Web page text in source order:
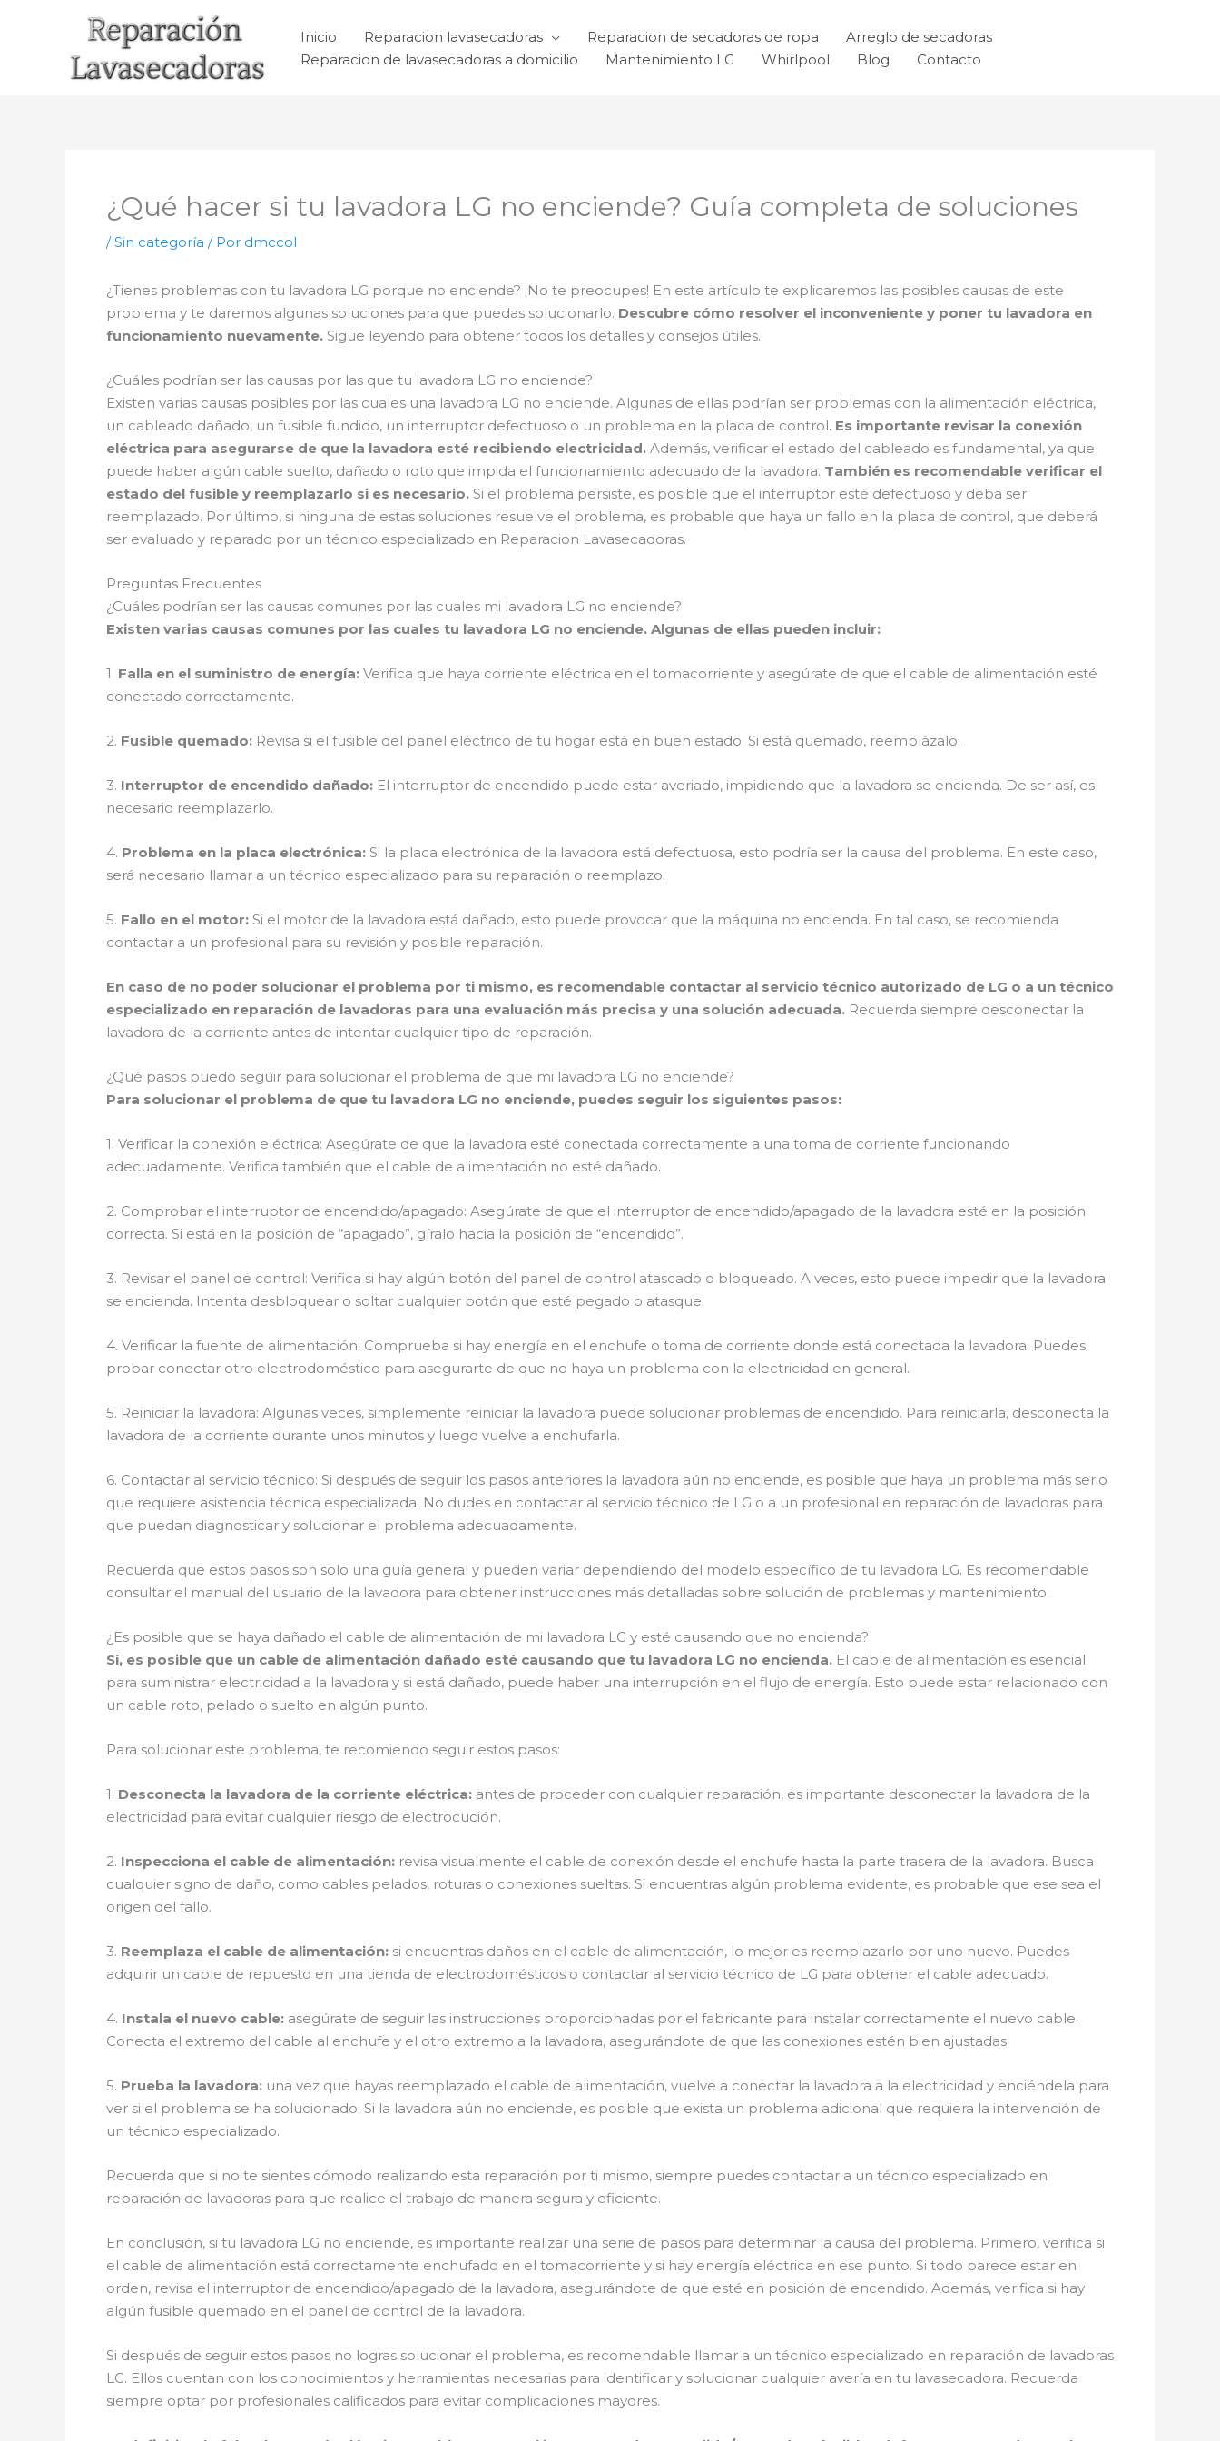
Inicio Reparacion lavasecadoras Reparacion de secadoras de ropa
Arreglo de secadoras
Reparacion de lavasecadoras a domicilio
Mantenimiento LG Whirlpool Blog Contacto
¿Qué hacer si tu lavadora LG no enciende? Guía completa de soluciones
/Sin categoría / Por dmccol
¿Tienes problemas con tu lavadora LG porque no enciende? ¡No te preocupes! En este artículo te explicaremos las posibles causas de este
problema y te daremos algunas soluciones para que puedas solucionarlo. Descubre cómo resolver el inconveniente y poner tu lavadora en
funcionamiento nuevamente. Sigue leyendo para obtener todos los detalles y consejos útiles.
¿Cuáles podrían ser las causas por las que tu lavadora LG no enciende?
Existen varias causas posibles por las cuales una lavadora LG no enciende. Algunas de ellas podrían ser problemas con la alimentación eléctrica,
un cableado dañado, un fusible fundido, un interruptor defectuoso o un problema en la placa de control. Es importante revisar la conexión
eléctrica para asegurarse de que la lavadora esté recibiendo electricidad. Además, verificar el estado del cableado es fundamental, ya que
puede haber algún cable suelto, dañado o roto que impida el funcionamiento adecuado de la lavadora. También es recomendable verificar el
estado del fusible y reemplazarlo si es necesario. Si el problema persiste, es posible que el interruptor esté defectuoso y deba ser
reemplazado. Por último, si ninguna de estas soluciones resuelve el problema, es probable que haya un fallo en la placa de control, que deberá
ser evaluado y reparado por un técnico especializado en Reparacion Lavasecadoras.
Preguntas Frecuentes
¿Cuáles podrían ser las causas comunes por las cuales mi lavadora LG no enciende?
Existen varias causas comunes por las cuales tu lavadora LG no enciende. Algunas de ellas pueden incluir:
1. Falla en el suministro de energía: Verifica que haya corriente eléctrica en el tomacorriente y asegúrate de que el cable de alimentación esté
conectado correctamente.
2. Fusible quemado: Revisa si el fusible del panel eléctrico de tu hogar está en buen estado. Si está quemado, reemplázalo.
3. Interruptor de encendido dañado: El interruptor de encendido puede estar averiado, impidiendo que la lavadora se encienda. De ser así, es
necesario reemplazarlo.
4. Problema en la placa electrónica: Si la placa electrónica de la lavadora está defectuosa, esto podría ser la causa del problema. En este caso,
será necesario llamar a un técnico especializado para su reparación o reemplazo.
5. Fallo en el motor: Si el motor de la lavadora está dañado, esto puede provocar que la máquina no encienda. En tal caso, se recomienda
contactar a un profesional para su revisión y posible reparación.
En caso de no poder solucionar el problema por ti mismo, es recomendable contactar al servicio técnico autorizado de LG o a un técnico
especializado en reparación de lavadoras para una evaluación más precisa y una solución adecuada. Recuerda siempre desconectar la
lavadora de la corriente antes de intentar cualquier tipo de reparación.
¿Qué pasos puedo seguir para solucionar el problema de que mi lavadora LG no enciende?
Para solucionar el problema de que tu lavadora LG no enciende, puedes seguir los siguientes pasos:
1. Verificar la conexión eléctrica: Asegúrate de que la lavadora esté conectada correctamente a una toma de corriente funcionando
adecuadamente. Verifica también que el cable de alimentación no esté dañado.
2. Comprobar el interruptor de encendido/apagado: Asegúrate de que el interruptor de encendido/apagado de la lavadora esté en la posición
correcta. Si está en la posición de “apagado”, gíralo hacia la posición de “encendido”.
3. Revisar el panel de control: Verifica si hay algún botón del panel de control atascado o bloqueado. A veces, esto puede impedir que la lavadora
se encienda. Intenta desbloquear o soltar cualquier botón que esté pegado o atasque.
4. Verificar la fuente de alimentación: Comprueba si hay energía en el enchufe o toma de corriente donde está conectada la lavadora. Puedes
probar conectar otro electrodoméstico para asegurarte de que no haya un problema con la electricidad en general.
5. Reiniciar la lavadora: Algunas veces, simplemente reiniciar la lavadora puede solucionar problemas de encendido. Para reiniciarla, desconecta la
lavadora de la corriente durante unos minutos y luego vuelve a enchufarla.
6. Contactar al servicio técnico: Si después de seguir los pasos anteriores la lavadora aún no enciende, es posible que haya un problema más serio
que requiere asistencia técnica especializada. No dudes en contactar al servicio técnico de LG o a un profesional en reparación de lavadoras para
que puedan diagnosticar y solucionar el problema adecuadamente.
Recuerda que estos pasos son solo una guía general y pueden variar dependiendo del modelo específico de tu lavadora LG. Es recomendable
consultar el manual del usuario de la lavadora para obtener instrucciones más detalladas sobre solución de problemas y mantenimiento.
¿Es posible que se haya dañado el cable de alimentación de mi lavadora LG y esté causando que no encienda?
Sí, es posible que un cable de alimentación dañado esté causando que tu lavadora LG no encienda. El cable de alimentación es esencial
para suministrar electricidad a la lavadora y si está dañado, puede haber una interrupción en el flujo de energía. Esto puede estar relacionado con
un cable roto, pelado o suelto en algún punto.
Para solucionar este problema, te recomiendo seguir estos pasos:
1. Desconecta la lavadora de la corriente eléctrica: antes de proceder con cualquier reparación, es importante desconectar la lavadora de la
electricidad para evitar cualquier riesgo de electrocución.
2. Inspecciona el cable de alimentación: revisa visualmente el cable de conexión desde el enchufe hasta la parte trasera de la lavadora. Busca
cualquier signo de daño, como cables pelados, roturas o conexiones sueltas. Si encuentras algún problema evidente, es probable que ese sea el
origen del fallo.
3. Reemplaza el cable de alimentación: si encuentras daños en el cable de alimentación, lo mejor es reemplazarlo por uno nuevo. Puedes
adquirir un cable de repuesto en una tienda de electrodomésticos o contactar al servicio técnico de LG para obtener el cable adecuado.
4. Instala el nuevo cable: asegúrate de seguir las instrucciones proporcionadas por el fabricante para instalar correctamente el nuevo cable.
Conecta el extremo del cable al enchufe y el otro extremo a la lavadora, asegurándote de que las conexiones estén bien ajustadas.
5. Prueba la lavadora: una vez que hayas reemplazado el cable de alimentación, vuelve a conectar la lavadora a la electricidad y enciéndela para
ver si el problema se ha solucionado. Si la lavadora aún no enciende, es posible que exista un problema adicional que requiera la intervención de
un técnico especializado.
Recuerda que si no te sientes cómodo realizando esta reparación por ti mismo, siempre puedes contactar a un técnico especializado en
reparación de lavadoras para que realice el trabajo de manera segura y eficiente.
En conclusión, si tu lavadora LG no enciende, es importante realizar una serie de pasos para determinar la causa del problema. Primero, verifica si
el cable de alimentación está correctamente enchufado en el tomacorriente y si hay energía eléctrica en ese punto. Si todo parece estar en
orden, revisa el interruptor de encendido/apagado de la lavadora, asegurándote de que esté en posición de encendido. Además, verifica si hay
algún fusible quemado en el panel de control de la lavadora.
Si después de seguir estos pasos no logras solucionar el problema, es recomendable llamar a un técnico especializado en reparación de lavadoras
LG. Ellos cuentan con los conocimientos y herramientas necesarias para identificar y solucionar cualquier avería en tu lavasecadora. Recuerda
siempre optar por profesionales calificados para evitar complicaciones mayores.